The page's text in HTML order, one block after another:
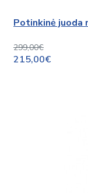
Potinkinė juoda
299,00€
215,00€